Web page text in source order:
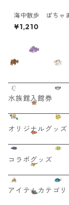
海中散歩 ぽちゃ
リーズ
¥1,210
水族館入館券
オリジナルグッズ
コラボグッズ
陶芸家 小林登先
アイテムカテゴリ